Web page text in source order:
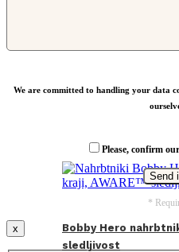
Bobby Hero
sledljivost
We are committed to handling your data
Please, confirm our
*
x